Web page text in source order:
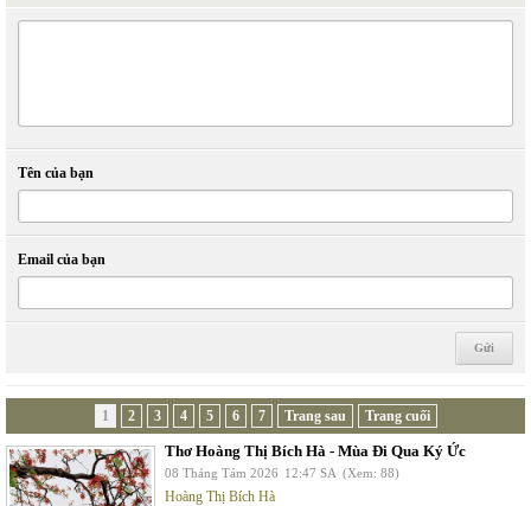
Tên của bạn
Email của bạn
1 2 3 4 5 6 7 Trang sau Trang cuối
Thơ Hoàng Thị Bích Hà - Mùa Đi Qua Ký Ức
08 Tháng Tám 2026 12:47 SA (Xem: 88)
Hoàng Thị Bích Hà